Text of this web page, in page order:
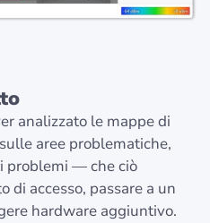
analizzato le mappe di
aree problematiche,
problemi — che ciò
di accesso, passare a un
hardware aggiuntivo.